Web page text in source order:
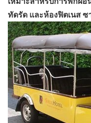
ทัดรัด และห้องฟิตเนส